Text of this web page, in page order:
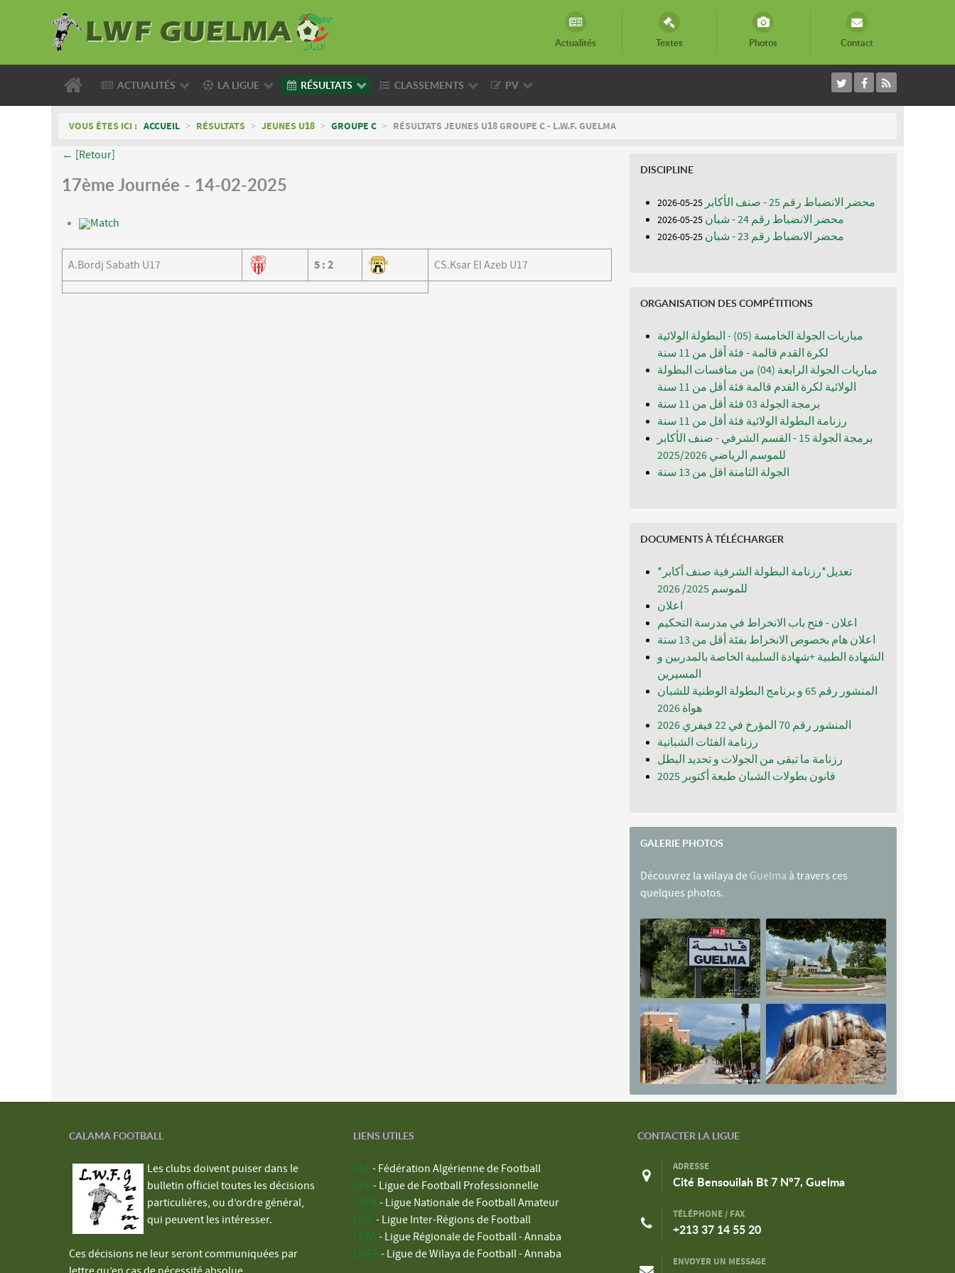
Actualités Textes Photos Contact
ACTUALITÉS LA LIGUE RÉSULTATS CLASSEMENTS PV
VOUS ÊTES ICI : ACCUEIL > RÉSULTATS > JEUNES U18 > GROUPE C > RÉSULTATS JEUNES U18 GROUPE C - L.W.F. GUELMA
← [Retour]
17ème Journée - 14-02-2025
Match
A.Bordj Sabath U17 5 : 2 CS.Ksar El Azeb U17
DISCIPLINE
محضر الانضباط رقم 25 - صنف الأكابر 25-05-2026
محضر الانضباط رقم 24 - شبان 25-05-2026
محضر الانضباط رقم 23 - شبان 25-05-2026
ORGANISATION DES COMPÉTITIONS
مباريات الجولة الخامسة (05) - البطولة الولائية
لكرة القدم قالمة - فئة أقل من 11 سنة
مباريات الجولة الرابعة (04) من منافسات البطولة
الولائية لكرة القدم قالمة فئة أقل من 11 سنة
برمجة الجولة 03 فئة أقل من 11 سنة
رزنامة البطولة الولائية فئة أقل من 11 سنة
برمجة الجولة 15 - القسم الشرفي - صنف الأكابر
للموسم الرياضي 2025/2026
الجولة الثامنة اقل من 13 سنة
DOCUMENTS À TÉLÉCHARGER
*تعديل*رزنامة البطولة الشرفية صنف أكابر
للموسم 2025/ 2026
اعلان
اعلان - فتح باب الانخراط في مدرسة التحكيم
اعلان هام بخصوص الانخراط بفئة أقل من 13 سنة
الشهادة الطبية +شهادة السلبية الخاصة بالمدربين و
المسيرين
المنشور رقم 65 و برنامج البطولة الوطنية للشبان
المنشور رقم 70 المؤرخ في 22 فيفري 2026
رزنامة الفئات الشبانية
رزنامة ما تبقى من الجولات و تحديد البطل
قانون بطولات الشبان طبعة أكتوبر 2025
GALERIE PHOTOS
Découvrez la wilaya de Guelma à travers ces
quelques photos.
CALAMA FOOTBALL
Les clubs doivent puiser dans le
bulletin officiel toutes les décisions
particulières, ou d’ordre général,
qui peuvent les intéresser.
Ces décisions ne leur seront communiquées par
LIENS UTILES
FAF - Fédération Algérienne de Football
LFP - Ligue de Football Professionnelle
LNFA - Ligue Nationale de Football Amateur
LIRF - Ligue Inter-Régions de Football
LRFA - Ligue Régionale de Football - Annaba
LWFA - Ligue de Wilaya de Football - Annaba
CONTACTER LA LIGUE
ADRESSE
Cité Bensouilah Bt 7 N°7, Guelma
TÉLÉPHONE / FAX
+213 37 14 55 20
ENVOYER UN MESSAGE